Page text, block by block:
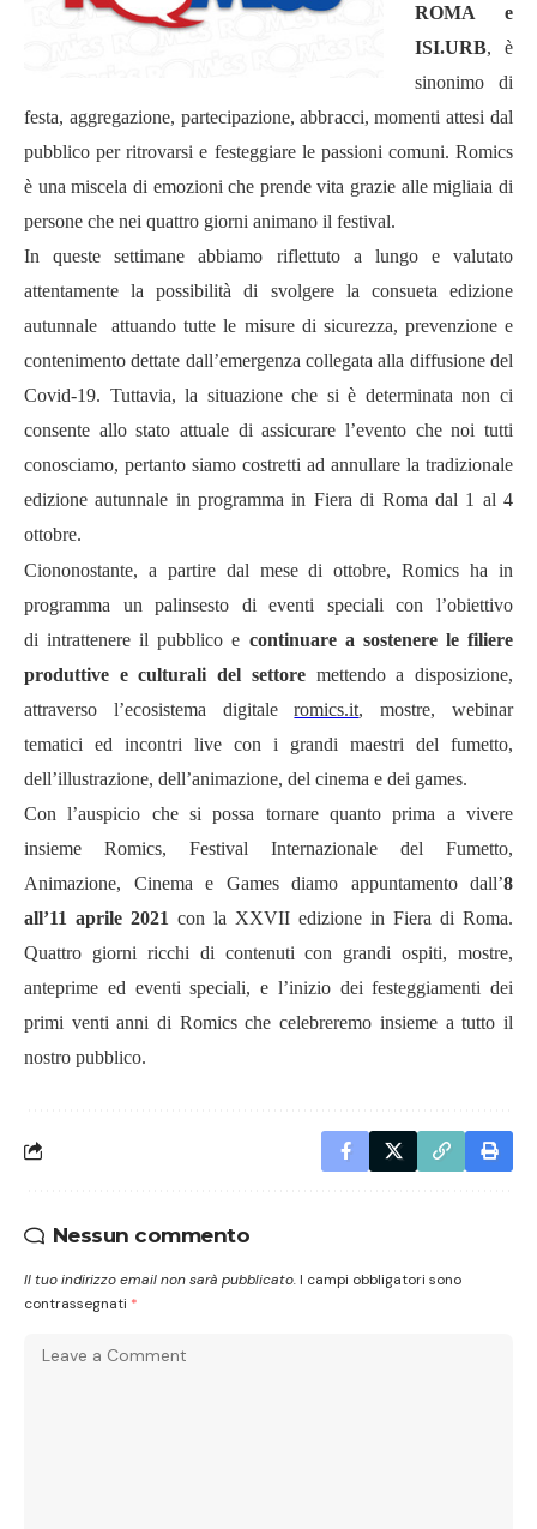
ROMA e
ISI.URB, è
sinonimo di
festa, aggregazione, partecipazione, abbracci, momenti attesi dal
pubblico per ritrovarsi e festeggiare le passioni comuni. Romics
è una miscela di emozioni che prende vita grazie alle migliaia di
persone che nei quattro giorni animano il festival.
In queste settimane abbiamo riflettuto a lungo e valutato
attentamente la possibilitàdi svolgere la consueta edizione
autunnale
attuando tutte le misure di sicurezza, prevenzione e
contenimento dettate dall’emergenza collegata alla diffusione del
Covid-19. Tuttavia, la situazione che si è determinata non ci
consente allo stato attuale di assicurare l’evento che noi tutti
conosciamo, pertanto siamo costretti ad annullare la tradizionale
edizione autunnale in programma in Fiera di Roma dal 1 al 4
ottobre.
Ciononostante, a partire dal mese di ottobre, Romics ha in
programma un palinsesto di eventi speciali con l’obiettivo
di intrattenere il pubblico e continuare a sostenere le filiere
produttive e culturali del settore mettendo a disposizione,
attraverso l’ecosistema digitale romics.it, mostre, webinar
tematici ed incontri live con i grandi maestri del fumetto,
dell’illustrazione, dell’animazione, del cinema e dei games.
Con l’auspicio che si possa tornare quanto prima a vivere
insieme Romics, Festival Internazionale del Fumetto,
Animazione, Cinema e Games diamo appuntamento
dall’8
all’11 aprile 2021 con la XXVII edizione in Fiera di Roma.
Quattro giorni ricchi di contenuti con grandi ospiti, mostre,
anteprime ed eventi speciali, e l’inizio dei festeggiamenti dei
primi venti anni di Romics che celebreremo insieme a tutto il
nostro pubblico.
Nessun commento
Il tuo indirizzo email non sarà pubblicato. I campi obbligatori sono
contrassegnati *